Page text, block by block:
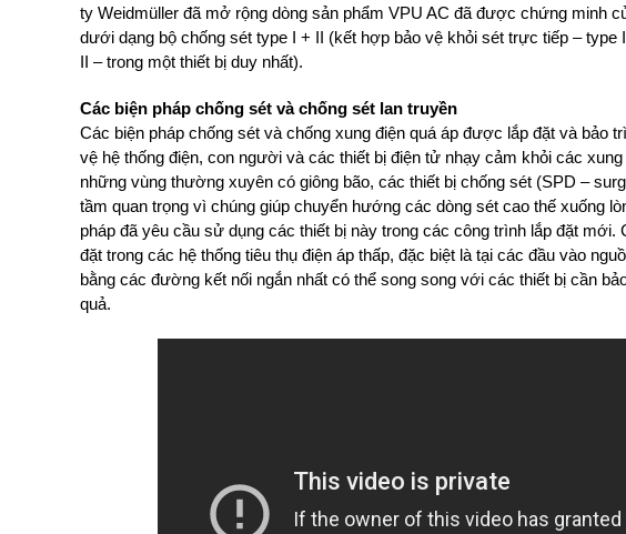
ty Weidmüller đã mở rộng dòng sản phẩm VPU AC đã được chứng minh
dưới dạng bộ chống sét type I + II (kết hợp bảo vệ khỏi sét trực tiếp – type
II – trong một thiết bị duy nhất).
Các biện pháp chống sét và chống sét lan truyền
Các biện pháp chống sét và chống xung điện quá áp được lắp đặt và bảo
vệ hệ thống điện, con người và các thiết bị điện tử nhạy cảm khỏi các
những vùng thường xuyên có giông bão, các thiết bị chống sét (SPD –
tầm quan trọng vì chúng giúp chuyển hướng các dòng sét cao thế xuống
pháp đã yêu cầu sử dụng các thiết bị này trong các công trình lắp đặt
đặt trong các hệ thống tiêu thụ điện áp thấp, đặc biệt là tại các đầu vào
bằng các đường kết nối ngắn nhất có thể song song với các thiết bị cần
quả.